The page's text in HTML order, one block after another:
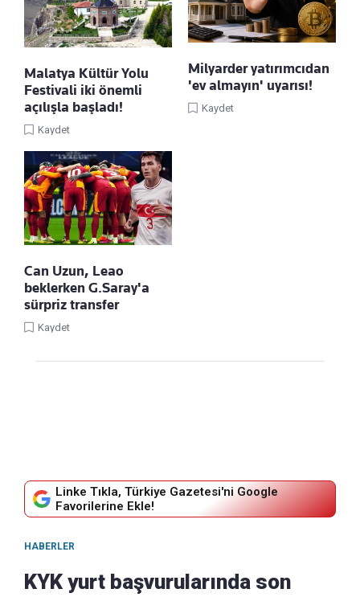
Malatya Kültür Yolu
Festivali iki önemli
açılışla başladı!
Kaydet
Milyarder yatırımcıdan
'ev almayın' uyarısı!
Kaydet
Can Uzun, Leao
beklerken G.Saray'a
sürpriz transfer
Kaydet
Linke Tıkla, Türkiye Gazetesi'ni Google
Favorilerine Ekle!
HABERLER
KYK yurt başvurularında son